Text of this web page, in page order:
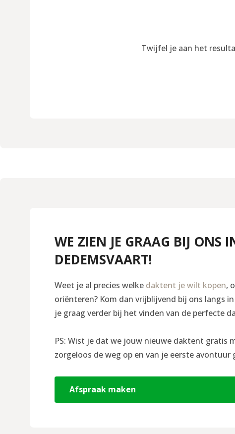
Twijfel je aan het
WE ZIEN JE GRAAG BIJ ONS
DEDEMSVAART!
Weet je al precies welke daktent je wilt kopen,
oriënteren? Kom dan vrijblijvend bij ons langs
je graag verder bij het vinden van de perfecte
PS: Wist je dat we jouw nieuwe daktent gratis
zorgeloos de weg op en van je eerste avontuur
Afspraak maken